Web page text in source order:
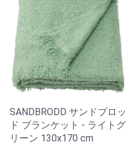
SANDBRODD サンドブロッ
ド ブランケット - ライトグ
リーン 130x170 cm